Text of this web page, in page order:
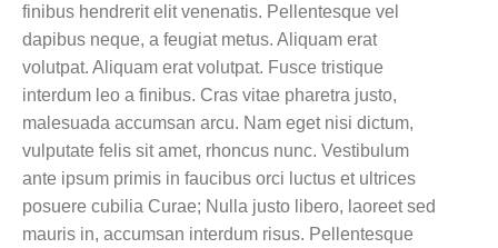
finibus hendrerit elit venenatis. Pellentesque vel
dapibus neque, a feugiat metus. Aliquam erat
volutpat. Aliquam erat volutpat. Fusce tristique
interdum leo a finibus. Cras vitae pharetra justo,
malesuada accumsan arcu. Nam eget nisi dictum,
vulputate felis sit amet, rhoncus nunc. Vestibulum
ante ipsum primis in faucibus orci luctus et ultrices
posuere cubilia Curae; Nulla justo libero, laoreet sed
mauris in, accumsan interdum risus. Pellentesque